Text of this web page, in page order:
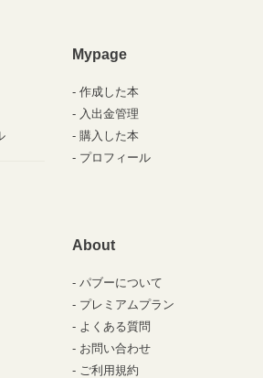
Mypage
作成した本
入出金管理
購入した本
プロフィール
About
パブーについて
プレミアムプラン
よくある質問
お問い合わせ
ご利用規約